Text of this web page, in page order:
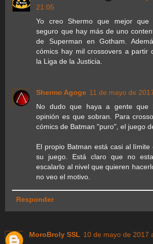
21:05
Yo creo Shermo que mejor que
seguro que hay más de uno
de Superman en Gotham.
cómics hay mil crossovers a partir
la Liga de la Justicia.
Shermo Agoge 11 de mayo de
No dudo que haya a gente que
opinión es que sobran. Para
cómics de Batman "puro", el juego
El propio Batman está casi al
su juego. Está claro que no
escalarlo al nivel que quieren
no veo el motivo.
Responder
MoroBroly SSL 10 de mayo de 2017